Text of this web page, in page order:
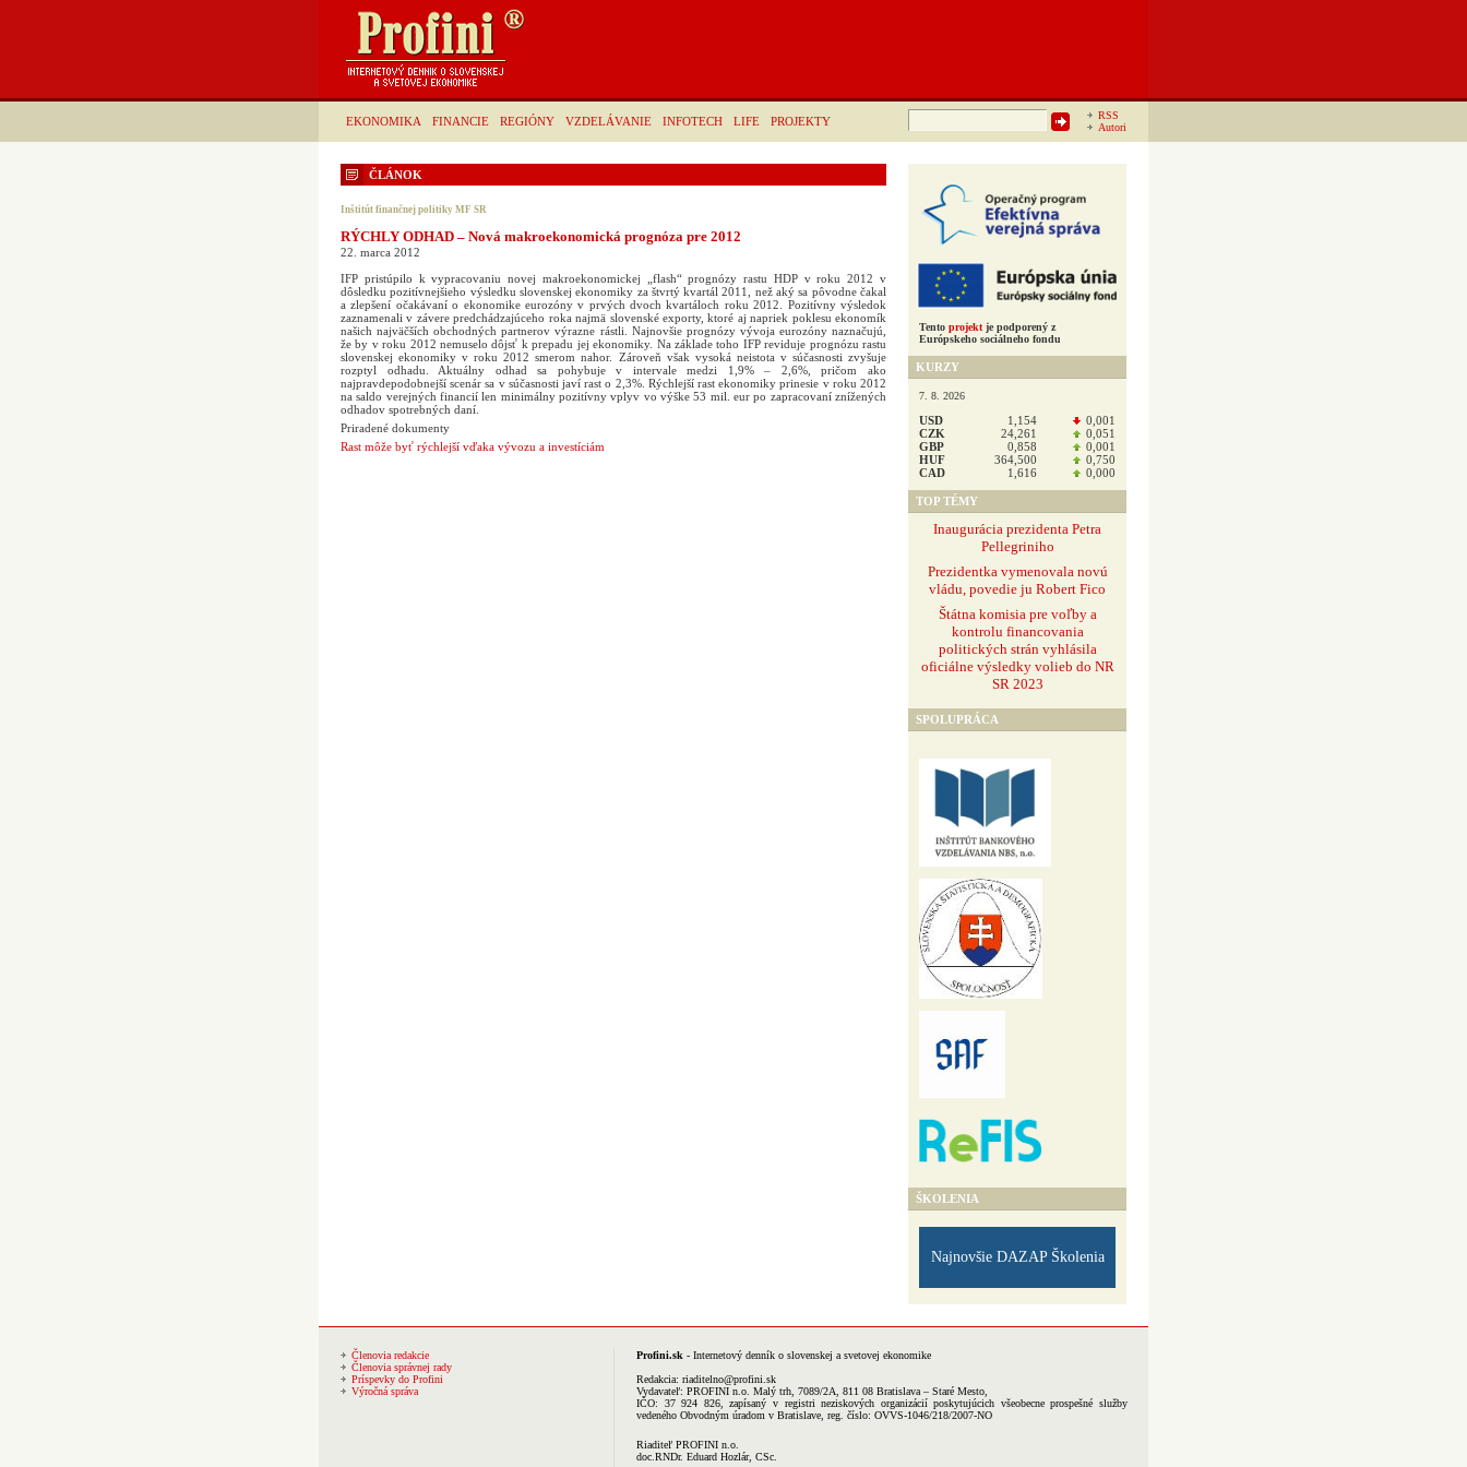
EKONOMIKA FINANCIE REGIÓNY VZDELÁVANIE INFOTECH LIFE PROJEKTY
RSS
Autori
Hľadať:
ČLÁNOK
Inštitút finančnej politiky MF SR
RÝCHLY ODHAD – Nová makroekonomická prognóza pre 2012
22. marca 2012
IFP pristúpilo k vypracovaniu novej makroekonomickej „flash“ prognózy rastu HDP v roku 2012 v
dôsledku pozitívnejšieho výsledku slovenskej ekonomiky za štvrtý kvartál 2011, než aký sa pôvodne čakal
a zlepšení očakávaní o ekonomike eurozóny v prvých dvoch kvartáloch roku 2012. Pozitívny výsledok
zaznamenali v závere predchádzajúceho roka najmä slovenské exporty, ktoré aj napriek poklesu ekonomík
našich najväčších obchodných partnerov výrazne rástli. Najnovšie prognózy vývoja eurozóny naznačujú,
že by v roku 2012 nemuselo dôjsť k prepadu jej ekonomiky. Na základe toho IFP reviduje prognózu rastu
slovenskej ekonomiky v roku 2012 smerom nahor. Zároveň však vysoká neistota v súčasnosti zvyšuje
rozptyl odhadu. Aktuálny odhad sa pohybuje v intervale medzi 1,9% – 2,6%, pričom ako
najpravdepodobnejší scenár sa v súčasnosti javí rast o 2,3%. Rýchlejší rast ekonomiky prinesie v roku 2012
na saldo verejných financií len minimálny pozitívny vplyv vo výške 53 mil. eur po zapracovaní znížených
odhadov spotrebných daní.
Priradené dokumenty
Rast môže byť rýchlejší vďaka vývozu a investíciám
Tento projekt je podporený z
Európskeho sociálneho fondu
KURZY
7. 8. 2026
USD 1,154
0,001
CZK
24,261
0,051
GBP
0,858
0,001
HUF
364,500
0,750
CAD
1,616 0,000
TOP TÉMY
Inaugurácia prezidenta Petra
Pellegriniho
Prezidentka vymenovala novú
vládu, povedie ju Robert Fico
Štátna komisia pre voľby a
kontrolu financovania
politických strán vyhlásila
oficiálne výsledky volieb do NR
SR 2023
SPOLUPRÁCA
ŠKOLENIA
Najnovšie DAZAP Školenia
Členovia redakcie
Členovia správnej rady
Príspevky do Profini
Výročná správa
Profini.sk - Internetový denník o slovenskej a svetovej ekonomike
Redakcia: riaditelno@profini.sk
Vydavateľ: PROFINI n.o. Malý trh, 7089/2A, 811 08 Bratislava – Staré Mesto,
IČO: 37 924 826, zapísaný v registri neziskových organizácií poskytujúcich všeobecne prospešné služby
vedeného Obvodným úradom v Bratislave, reg. číslo: OVVS-1046/218/2007-NO
Riaditeľ PROFINI n.o.
doc.RNDr. Eduard Hozlár, CSc.